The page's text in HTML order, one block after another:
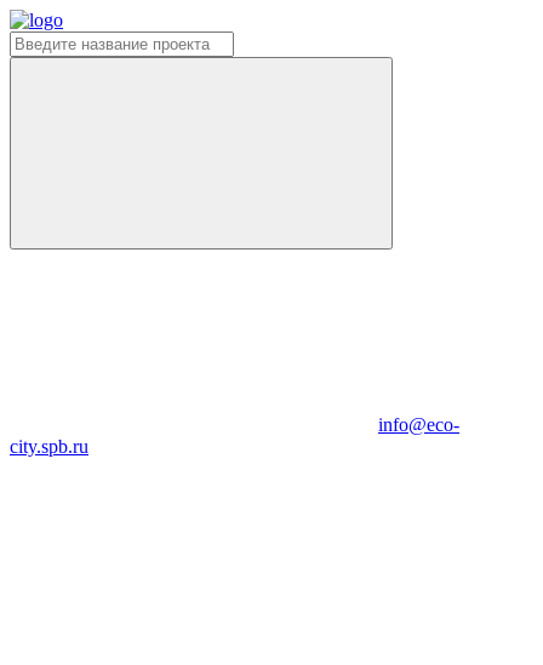
info@eco-
city.spb.ru